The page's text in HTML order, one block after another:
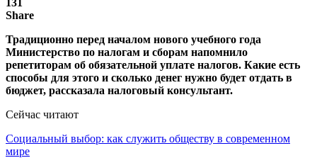
Share
Традиционно перед началом нового учебного года
Министерство по налогам и сборам напомнило
репетиторам об обязательной уплате налогов. Какие есть
способы для этого и сколько денег нужно будет отдать в
бюджет, рассказала налоговый консультант.
Сейчас читают
Социальный выбор: как служить обществу в современном
мире